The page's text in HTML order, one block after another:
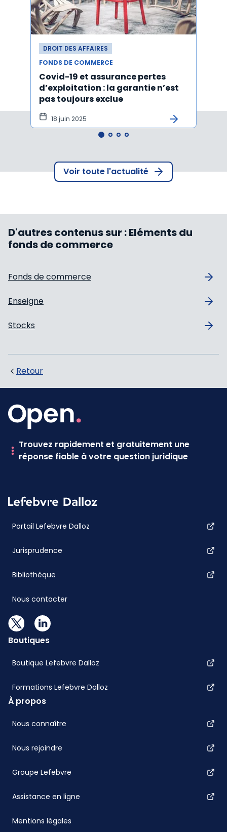
DROIT DES AFFAIRES
FONDS DE COMMERCE
Covid-19 et assurance pertes
d’exploitation : la garantie n’est
pas toujours exclue
18 juin 2025
tôt
Voir toute l'actualité
D'autres contenus sur :Eléments du
fonds de commerce
Fonds de commerce
Enseigne
Stocks
Retour
Trouvez rapidement et gratuitement une
réponse fiable à votre question juridique
Portail Lefebvre Dalloz
Jurisprudence
Bibliothèque
Nous contacter
Boutiques
Boutique Lefebvre Dalloz
Formations Lefebvre Dalloz
À propos
Nous connaître
Nous rejoindre
Groupe Lefebvre
Assistance en ligne
Mentions légales